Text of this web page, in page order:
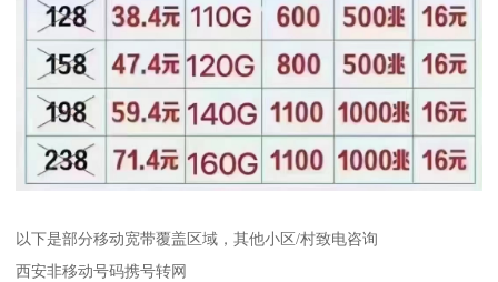
以下是部分移动宽带覆盖区域，其他小区/村致电咨询
西安非移动号码携号转网